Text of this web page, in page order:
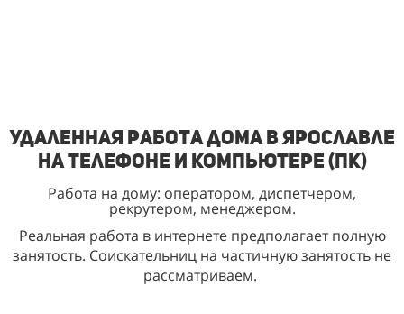
Удаленная работа дома в Ярославле
на телефоне и компьютере (ПК)
Работа на дому: оператором, диспетчером,
рекрутером, менеджером.
Реальная работа в интернете предполагает полную
занятость. Соискательниц на частичную занятость не
рассматриваем.